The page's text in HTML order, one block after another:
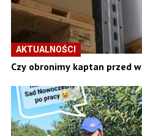
AKTUALNOŚCI
Czy obronimy kaptan przed